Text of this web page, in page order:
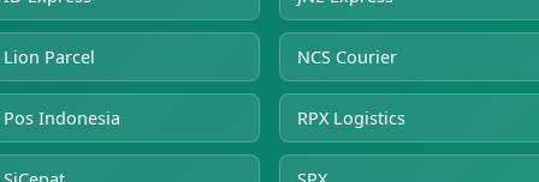
Lion Parcel NCS Courier
Pos Indonesia RPX Logistics